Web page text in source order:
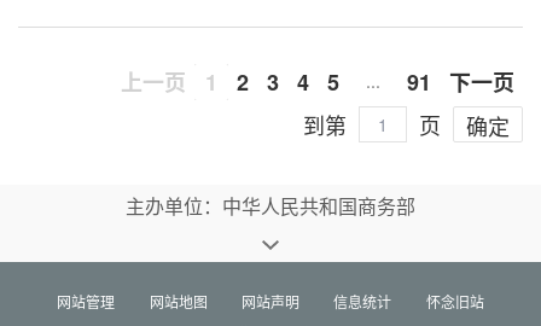
上一页 1 2 3 4 5 … 91
下一页
到第
页 确定
主办单位：中华人民共和国商务部
网站管理 网站地图 网站声明 信息统计
怀念旧站